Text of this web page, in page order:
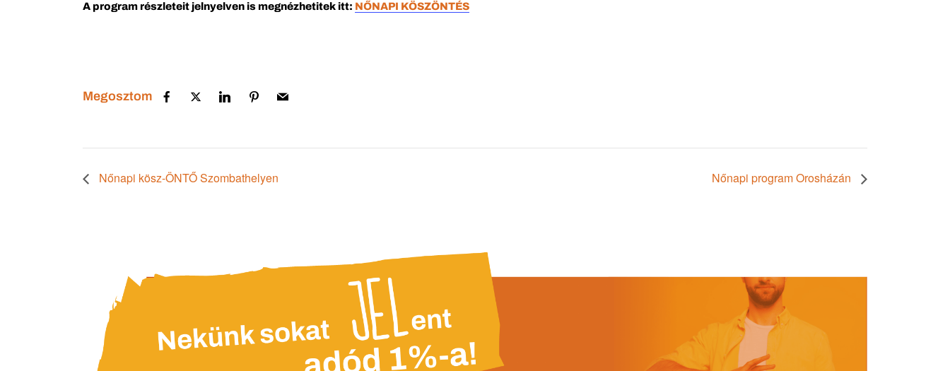
A program részleteit jelnyelven is megnézhetitek itt: NŐNAPI KÖSZÖNTÉS
Megosztom
Nőnapi kösz-ÖNTŐ Szombathelyen Nőnapi program Orosházán